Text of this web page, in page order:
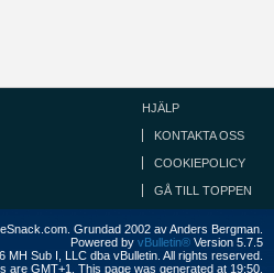
HJÄLP
KONTAKTA OSS
COOKIEPOLICY
GÅ TILL TOPPEN
Grundad 2002 av Anders Bergman.
Powered by vBulletin® Version 5.7.5
MH Sub I, LLC dba vBulletin. All rights reserved.
are GMT+1. This page was generated at 19:50.